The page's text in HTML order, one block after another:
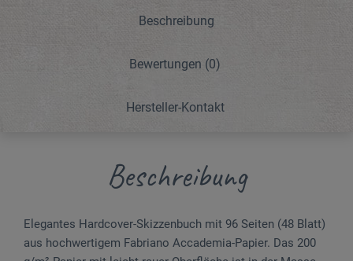
Beschreibung
Bewertungen (0)
Hersteller-Kontakt
Beschreibung
Elegantes Hardcover-Skizzenbuch mit 96 Seiten (48 Blatt)
aus hochwertigem Fabriano Accademia-Papier. Das 200